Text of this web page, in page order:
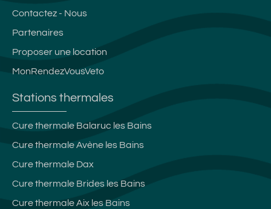
Contactez - Nous
Partenaires
Proposer une location
MonRendezVousVeto
Stations thermales
Cure thermale Balaruc les Bains
Cure thermale Avène les Bains
Cure thermale Dax
Cure thermale Brides les Bains
Cure thermale Aix les Bains